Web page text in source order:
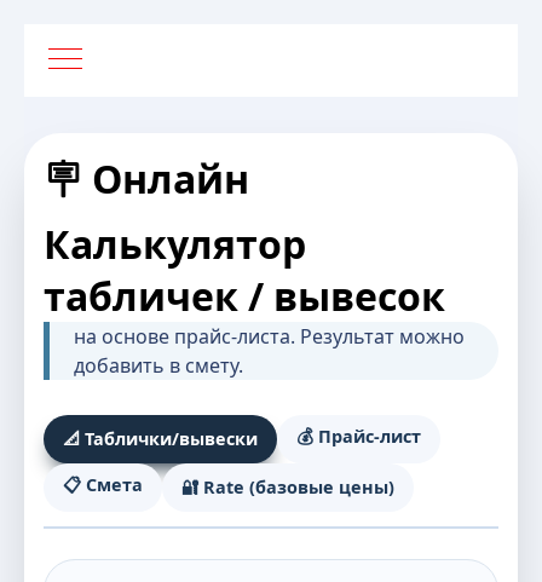
🪧 Онлайн
Калькулятор
табличек / вывесок
на основе прайс-листа. Результат можно
добавить в смету.
📐 Таблички/вывески 💰 Прайс-лист
📋 Смета 🔐 Rate (базовые цены)